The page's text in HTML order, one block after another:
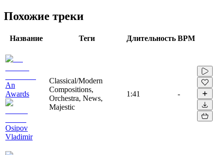
Похожие треки
Название Теги Длительность BPM
An
Awards
Osipov
Vladimir
Classical/Modern
Compositions,
Orchestra, News,
Majestic
1:41 -